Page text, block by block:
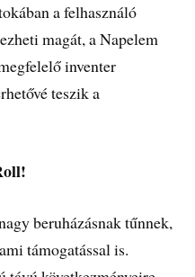
a felhasználó
magát, a Napelem
inventer
teszik a
beruházásnak tűnnek,
támogatással is.